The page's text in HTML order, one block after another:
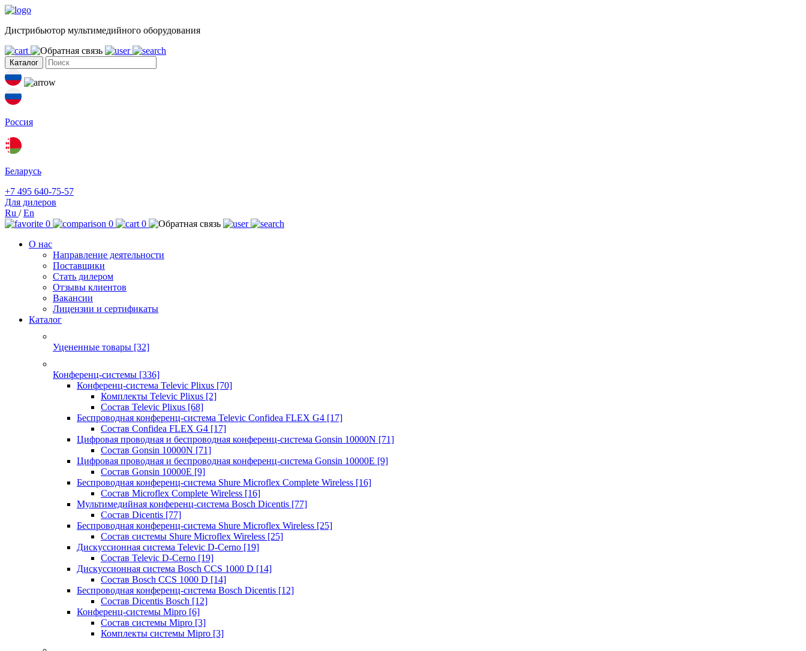
Дистрибьютор мультимедийного оборудования
Каталог
Россия
Беларусь
+7 495 640-75-57
Для дилеров
Ru /En
0
0
0
О нас
Направление деятельности
Поставщики
Стать дилером
Отзывы клиентов
Вакансии
Лицензии и сертификаты
Каталог
Уцененные товары [32]
Конференц-системы [336]
Конференц-система Televic Plixus [70]
Комплекты Televic Plixus [2]
Состав Televic Plixus [68]
Беспроводная конференц-система Televic Confidea FLEX G4 [17]
Состав Confidea FLEX G4 [17]
Цифровая проводная и беспроводная конференц-система Gonsin 10000N [71]
Состав Gonsin 10000N [71]
Цифровая проводная и беспроводная конференц-система Gonsin 10000E [9]
Состав Gonsin 10000E [9]
Беспроводная конференц-система Shure Microflex Complete Wireless [16]
Состав Microflex Complete Wireless [16]
Мультимедийная конференц-система Bosch Dicentis [77]
Состав Dicentis [77]
Беспроводная конференц-система Shure Microflex Wireless [25]
Состав системы Shure Microflex Wireless [25]
Дискуссионная система Televic D-Cerno [19]
Состав Televic D-Cerno [19]
Дискуссионная система Bosch CCS 1000 D [14]
Состав Bosch CCS 1000 D [14]
Беспроводная конференц-система Bosch Dicentis [12]
Состав Dicentis Bosch [12]
Конференц-системы Mipro [6]
Состав системы Mipro [3]
Комплекты системы Mipro [3]